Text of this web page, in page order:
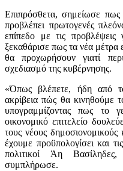
Επιπρόσθετα, σημείωσε
προβλέπει πρωτογενές
επίπεδο με τις
ξεκαθάρισε πως τα νέα μέτρα
θα προχωρήσουν γιατί
σχεδιασμό της κυβέρνησης.
«Όπως βλέπετε, ήδη από
ακρίβεια πώς θα κινηθούμε
υπογραμμίζοντας πως το
οικονομικό επιτελείο
τους νέους δημοσιονομικούς
έχουμε προϋπολογίσει και
πολιτικοί Άη
συμπλήρωσε.